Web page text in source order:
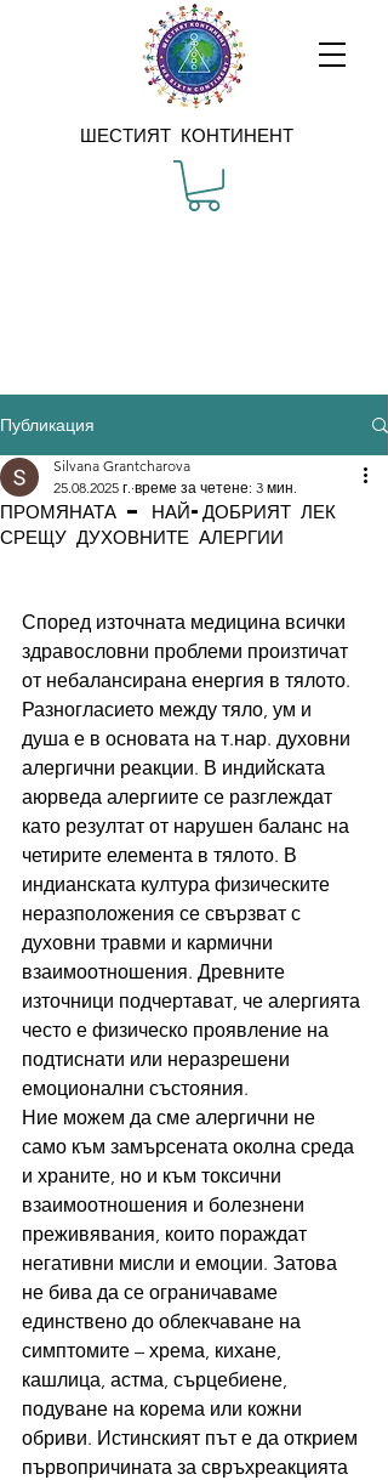
ШЕСТИЯТ КОНТИНЕНТ
Публикация
ПРОМЯНАТА – НАЙ-ДОБРИЯТ ЛЕК
СРЕЩУ ДУХОВНИТЕ АЛЕРГИИ
Silvana Grantcharova
25.08.2025 г. време за четене: 3 мин.
Според източната медицина всички
здравословни проблеми произтичат
от небалансирана енергия в тялото.
Разногласието между тяло, ум и
душа е в основата на т.нар. духовни
алергични реакции. В индийската
аюрведа алергиите се разглеждат
като резултат от нарушен баланс на
четирите елемента в тялото. В
индианската култура физическите
неразположения се свързват с
духовни травми и кармични
взаимоотношения. Древните
източници подчертават, че алергията
често е физическо проявление на
подтиснати или неразрешени
емоционални състояния.
Ние можем да сме алергични не
само към замърсената околна среда
и храните, но и към токсични
взаимоотношения и болезнени
преживявания, които пораждат
негативни мисли и емоции. Затова
не бива да се ограничаваме
единствено до облекчаване на
симптомите – хрема, кихане,
кашлица, астма, сърцебиене,
подуване на корема или кожни
обриви. Истинският път е да открием
първопричината за свръхреакцията